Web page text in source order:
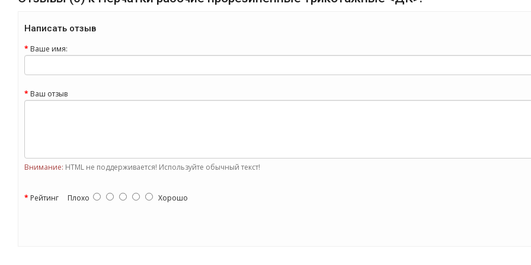
Написать отзыв
Ваше имя:
Ваш отзыв
Внимание: HTML не поддерживается! Используйте обычный текст!
Рейтинг Плохо Хорошо